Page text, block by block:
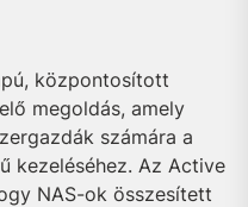
központosított
megoldás, amely
számára a
kezeléséhez. Az Active
NAS-ok összesített